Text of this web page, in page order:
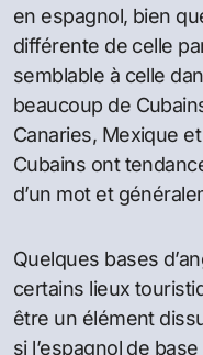
en espagnol, bien
différente de celle
semblable à celle
beaucoup de
Canaries, Mexique
Cubains ont
d’un mot et
Quelques bases
certains lieux
être un élément
si l’espagnol de